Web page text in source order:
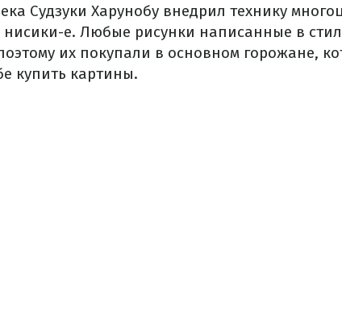
Судзуки Харунобу внедрил технику
нисики-е. Любые рисунки написанные в
их покупали в основном горожане,
купить картины.